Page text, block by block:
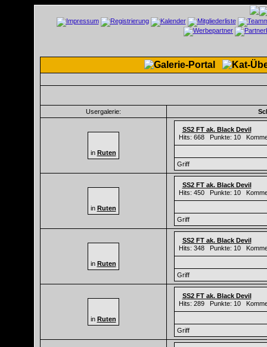
Usergalerie:
in Ruten
SS2 FT ak. Black Devil
Hits: 668 Punkte: 10
Griff
in Ruten
SS2 FT ak. Black Devil
Hits: 450 Punkte: 10
Griff
in Ruten
SS2 FT ak. Black Devil
Hits: 348 Punkte: 10
Griff
in Ruten
SS2 FT ak. Black Devil
Hits: 289 Punkte: 10
Griff